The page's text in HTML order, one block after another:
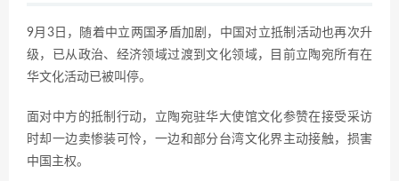
9月3日，随着中立两国矛盾加剧，中国对立抵制活动也再次升
级，已从政治、经济领域过渡到文化领域，目前立陶宛所有在
华文化活动已被叫停。
面对中方的抵制行动，立陶宛驻华大使馆文化参赞在接受采访
时却一边卖惨装可怜，一边和部分台湾文化界主动接触，损害
中国主权。